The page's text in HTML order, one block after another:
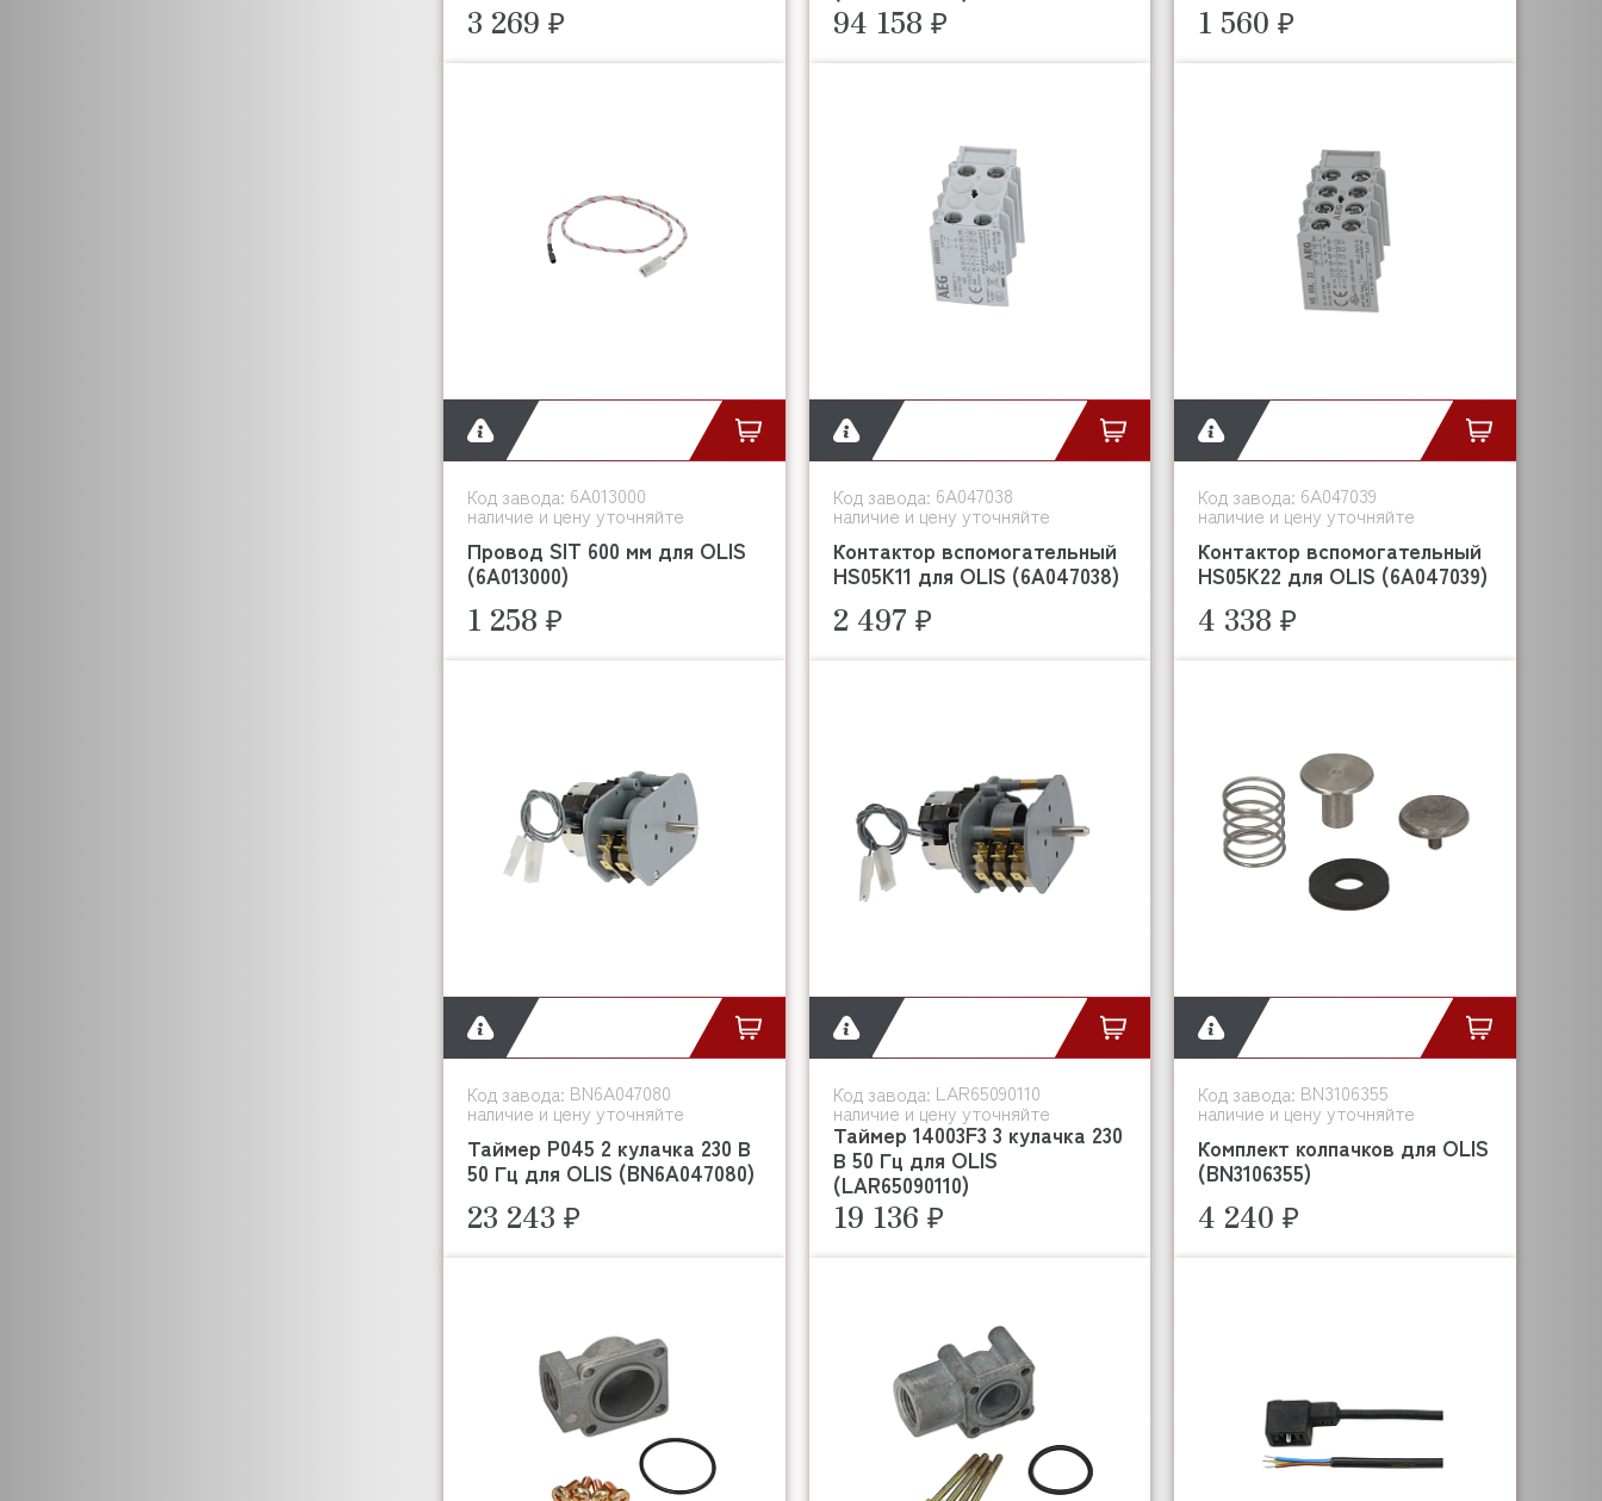
3 269 ₽ 94 158 ₽ 1 560 ₽
Код завода: 6A013000
наличие и цену уточняйте
Провод SIT 600 мм для OLIS
(6A013000)
1 258 ₽
Код завода: 6A047038
наличие и цену уточняйте
Контактор вспомогательный
HS05K11 для OLIS (6A047038)
2 497 ₽
Код завода: 6A047039
наличие и цену уточняйте
Контактор вспомогательный
HS05K22 для OLIS (6A047039)
4 338 ₽
Код завода: BN6A047080
наличие и цену уточняйте
Таймер P045 2 кулачка 230 В
50 Гц для OLIS (BN6A047080)
23 243 ₽
Код завода: LAR65090110
наличие и цену уточняйте
Таймер 14003F3 3 кулачка 230
В 50 Гц для OLIS
(LAR65090110)
19 136 ₽
Код завода: BN3106355
наличие и цену уточняйте
Комплект колпачков для OLIS
(BN3106355)
4 240 ₽